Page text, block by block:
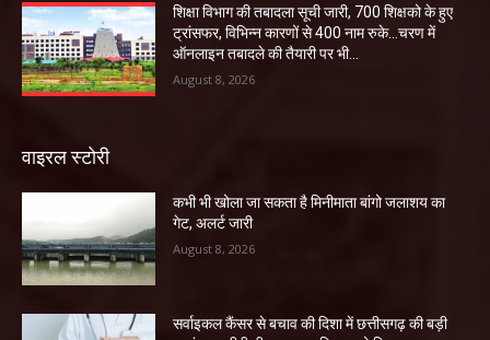
शिक्षा विभाग की तबादला सूची जारी, 700 शिक्षको के हुए
ट्रांसफर, विभिन्न कारणों से 400 नाम रुके…चरण में
ऑनलाइन तबादले की तैयारी पर भी...
August 8, 2026
वाइरल स्टोरी
कभी भी खोला जा सकता है मिनीमाता बांगो जलाशय का
गेट, अलर्ट जारी
August 8, 2026
सर्वाइकल कैंसर से बचाव की दिशा में छत्तीसगढ़ की बड़ी